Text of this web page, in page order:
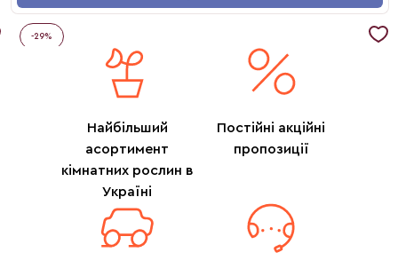
-29%
Найбільший
асортимент
кімнатних рослин в
Україні
Постійні акційні
пропозиції